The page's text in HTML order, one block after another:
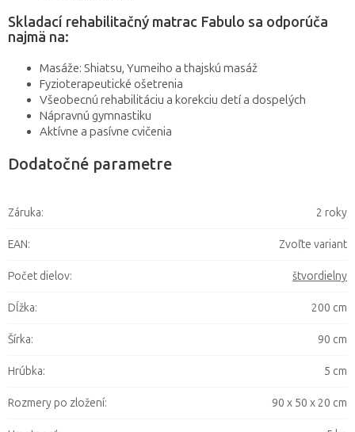
Skladací rehabilitačný matrac Fabulo sa odporúča
najmä na:
Masáže: Shiatsu, Yumeiho a thajskú masáž
Fyzioterapeutické ošetrenia
Všeobecnú rehabilitáciu a korekciu detí a dospelých
Nápravnú gymnastiku
Aktívne a pasívne cvičenia
Dodatočné parametre
Záruka: 2 roky
EAN: Zvoľte variant
Počet dielov: štvordielny
Dĺžka: 200 cm
Šírka: 90 cm
Hrúbka: 5 cm
Rozmery po zložení: 90 x 50 x 20 cm